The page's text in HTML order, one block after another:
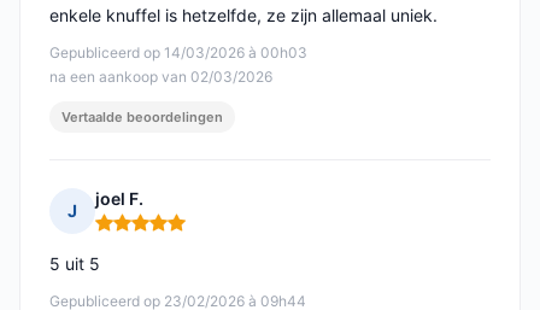
Gepubliceerd op 14/03/2026 à 00h03
na een aankoop van 02/03/2026
enkele knuffel is hetzelfde, ze zijn allemaal uniek.
Vertaalde beoordelingen
J
joel F.
Opmerking: 5 van 5
Gepubliceerd op 23/02/2026 à 09h44
5 uit 5